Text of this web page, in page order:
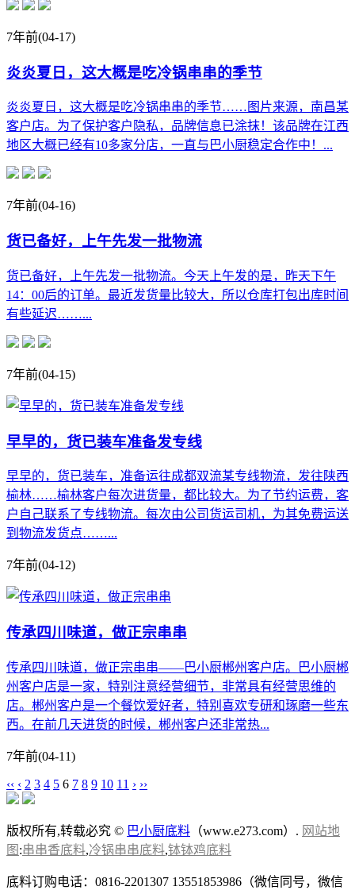
7年前(04-17)
炎炎夏日，这大概是吃冷锅串串的季节
炎炎夏日，这大概是吃冷锅串串的季节……图片来源，南昌某
客户店。为了保护客户隐私，品牌信息已涂抹！该品牌在江西
地区大概已经有10多家分店，一直与巴小厨稳定合作中！...
7年前(04-16)
货已备好，上午先发一批物流
货已备好，上午先发一批物流。今天上午发的是，昨天下午
14：00后的订单。最近发货量比较大，所以仓库打包出库时间
有些延迟……...
7年前(04-15)
早早的，货已装车准备发专线
早早的，货已装车，准备运往成都双流某专线物流，发往陕西
榆林……榆林客户每次进货量，都比较大。为了节约运费，客
户自己联系了专线物流。每次由公司货运司机，为其免费运送
到物流发货点……...
7年前(04-12)
传承四川味道，做正宗串串
传承四川味道，做正宗串串——巴小厨郴州客户店。巴小厨郴
州客户店是一家，特别注意经营细节，非常具有经营思维的
店。郴州客户是一个餐饮爱好者，特别喜欢专研和琢磨一些东
西。在前几天进货的时候，郴州客户还非常热...
7年前(04-11)
‹‹ ‹ 2 3 4 5 6 7 8 9 10 11 › ››
版权所有,转载必究 © 巴小厨底料 （www.e273.com）. 网站地
图 :串串香底料,冷锅串串底料,钵钵鸡底料
底料订购电话：0816-2201307 13551853986（微信同号，微信